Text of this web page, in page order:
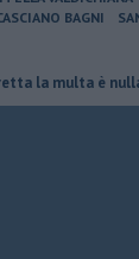
BAGNI
è nulla